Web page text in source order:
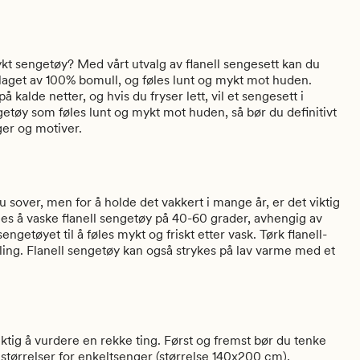
sengetøy? Med vårt utvalg av flanell sengesett kan du
av 100% bomull, og føles lunt og mykt mot huden.
kalde netter, og hvis du fryser lett, vil et sengesett i
som føles lunt og mykt mot huden, så bør du definitivt
og motiver.
men for å holde det vakkert i mange år, er det viktig
å vaske flanell sengetøy på 40-60 grader, avhengig av
til å føles mykt og friskt etter vask. Tørk flanell-
Flanell sengetøy kan også strykes på lav varme med et
å vurdere en rekke ting. Først og fremst bør du tenke
for enkeltsenger (størrelse 140x200 cm),